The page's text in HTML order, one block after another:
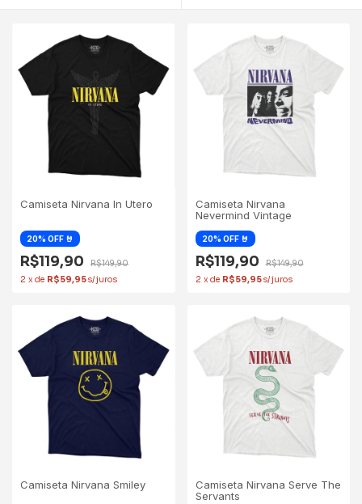
Camiseta Nirvana In Utero
R$119,90
R$149,90
2 x de R$59,95
Camiseta Nirvana
Nevermind Vintage
R$119,90
R$149,90
2 x de R$59,95
Camiseta Nirvana Smiley
Camiseta Nirvana Serve The
Servants